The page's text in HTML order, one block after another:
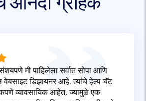
मी पाहिलेला सर्वात सोपा आणि
वेबसाइट डिझायनर आहे. त्यांचे हेल्प चॅट
व्यावसायिक आहेत, ज्यामुळे एक